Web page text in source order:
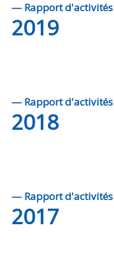
— Rapport d'activités
2019
— Rapport d'activités
2018
— Rapport d'activités
2017